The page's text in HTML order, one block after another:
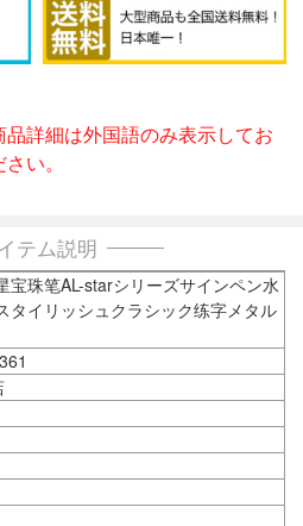
詳細は外国語のみ表示してお
い。
テム説明
宝珠笔AL-starシリーズサインペン水
タイリッシュクラシック练字メタル